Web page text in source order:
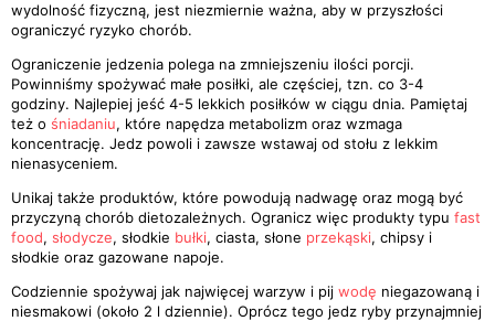
wydolność fizyczną, jest niezmiernie ważna, aby w przyszłości
ograniczyć ryzyko chorób.
Ograniczenie jedzenia polega na zmniejszeniu ilości porcji.
Powinniśmy spożywać małe posiłki, ale częściej, tzn. co 3-4
godziny. Najlepiej jeść 4-5 lekkich posiłków w ciągu dnia. Pamiętaj
też o śniadaniu, które napędza metabolizm oraz wzmaga
koncentrację. Jedz powoli i zawsze wstawaj od stołu z lekkim
nienasyceniem.
Unikaj także produktów, które powodują nadwagę oraz mogą być
przyczyną chorób dietozależnych. Ogranicz więc produkty typu fast
food, słodycze, słodkie bułki, ciasta, słone przekąski, chipsy i
słodkie oraz gazowane napoje.
Codziennie spożywaj jak najwięcej warzyw i pij wodę niegazowaną i
niesmakowi (około 2 l dziennie). Oprócz tego jedz ryby przynajmniej